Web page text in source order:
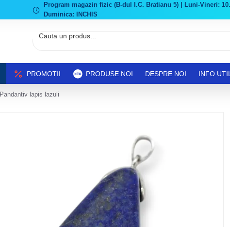
Program magazin fizic (B-dul I.C. Bratianu 5) | Luni-Vineri:
Duminica: INCHIS
PROMOTII PRODUSE NOI DESPRE NOI INFO UTIL
Pandantiv lapis lazuli